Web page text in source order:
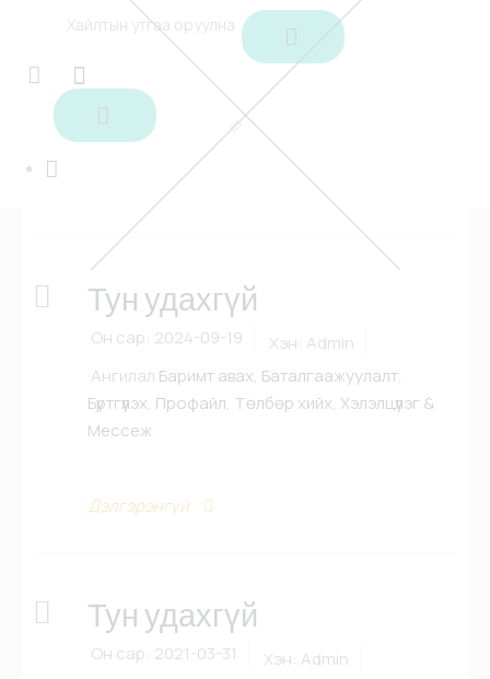
Ангилал -
Баталгаажуулалт
Төлбөр төлөлт Баталгаажуулалт
Тун удахгүй
Он сар: 2024-09-19 Хэн: Admin
Ангилал Баримт авах, Баталгаажуулалт,
Бүртгүүлэх, Профайл, Төлбөр хийх, Хэлэлцүүлэг &
Мессеж
Дэлгэрэнгүй
Тун удахгүй
Он сар: 2021-03-31 Хэн: Admin